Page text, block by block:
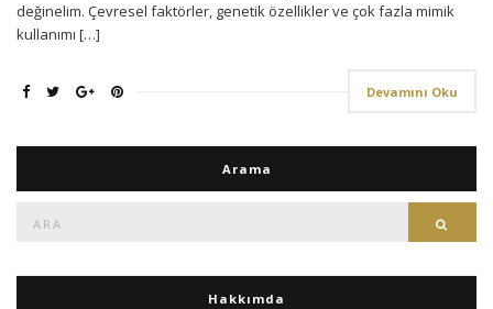
değinelim. Çevresel faktörler, genetik özellikler ve çok fazla mimik
kullanımı […]
Devamını Oku
Arama
Hakkımda